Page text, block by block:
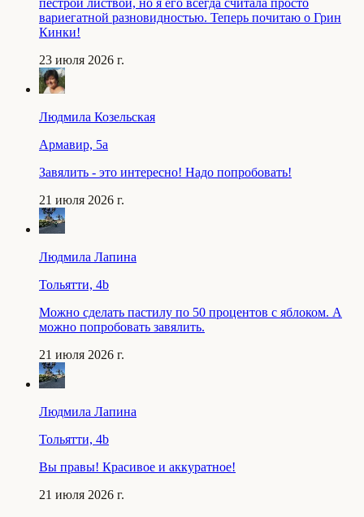
пестрой листвой, но я его всегда считала просто
вариегатной разновидностью. Теперь почитаю о Грин
Кинки!
23 июля 2026 г.
Людмила Козельская
Армавир, 5a
Завялить - это интересно! Надо попробовать!
21 июля 2026 г.
Людмила Лапина
Тольятти, 4b
Можно сделать пастилу по 50 процентов с яблоком. А
можно попробовать завялить.
21 июля 2026 г.
Людмила Лапина
Тольятти, 4b
Вы правы! Красивое и аккуратное!
21 июля 2026 г.